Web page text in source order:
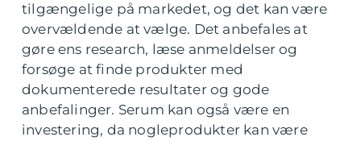
tilgængelige på markedet, og det kan være
overvældende at vælge. Det anbefales at
gøre ens research, læse anmeldelser og
forsøge at finde produkter med
dokumenterede resultater og gode
anbefalinger. Serum kan også være en
investering, da nogleprodukter kan være